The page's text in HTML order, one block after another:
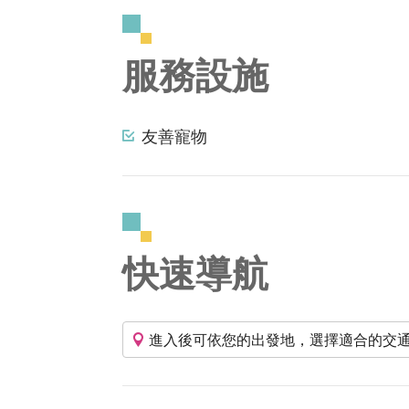
服務設施
友善寵物
快速導航
進入後可依您的出發地，選擇適合的交